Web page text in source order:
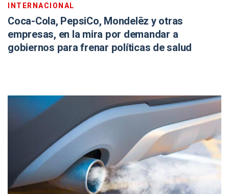
INTERNACIONAL
Coca-Cola, PepsiCo, Mondelēz y otras
empresas, en la mira por demandar a
gobiernos para frenar políticas de salud